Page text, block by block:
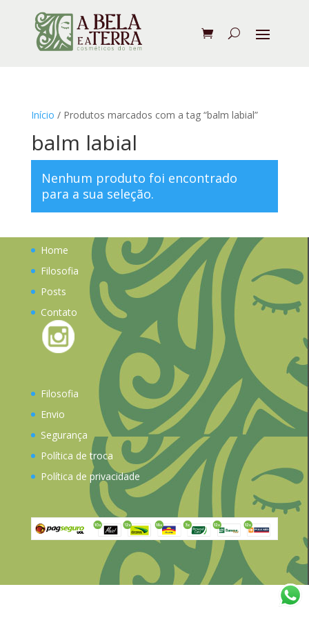
Início / Produtos marcados com a tag “balm labial”
balm labial
Nenhum produto foi encontrado
para a sua seleção.
Home
Filosofia
Posts
Contato
Filosofia
Envio
Segurança
Política de troca
Política de privacidade